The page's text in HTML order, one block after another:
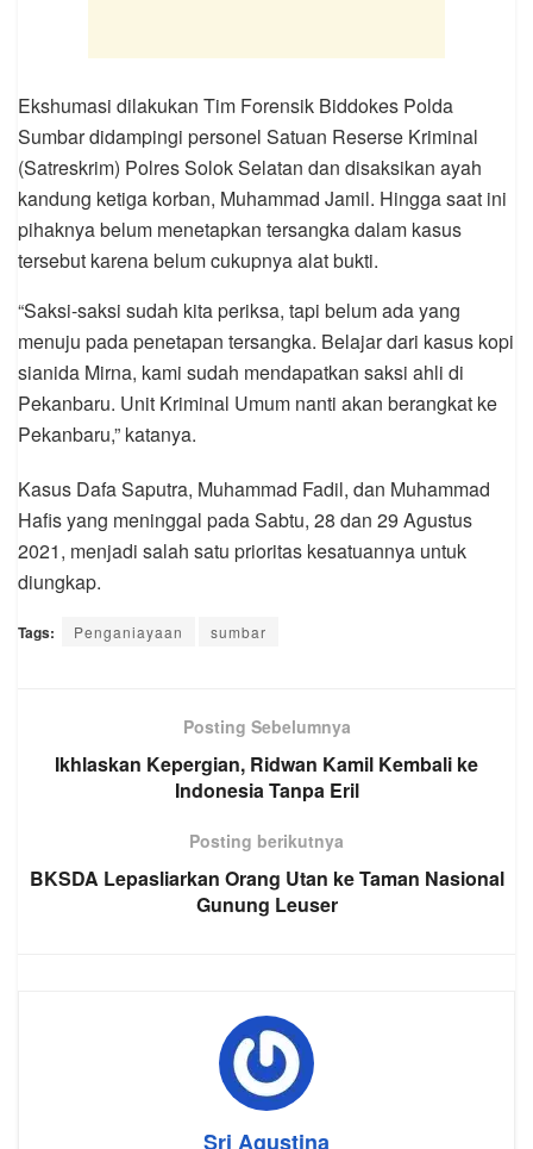
Ekshumasi dilakukan Tim Forensik Biddokes Polda
Sumbar didampingi personel Satuan Reserse Kriminal
(Satreskrim) Polres Solok Selatan dan disaksikan ayah
kandung ketiga korban, Muhammad Jamil. Hingga saat ini
pihaknya belum menetapkan tersangka dalam kasus
tersebut karena belum cukupnya alat bukti.
“Saksi-saksi sudah kita periksa, tapi belum ada yang
menuju pada penetapan tersangka. Belajar dari kasus kopi
sianida Mirna, kami sudah mendapatkan saksi ahli di
Pekanbaru. Unit Kriminal Umum nanti akan berangkat ke
Pekanbaru,” katanya.
Kasus Dafa Saputra, Muhammad Fadil, dan Muhammad
Hafis yang meninggal pada Sabtu, 28 dan 29 Agustus
2021, menjadi salah satu prioritas kesatuannya untuk
diungkap.
Tags: Penganiayaan sumbar
Posting Sebelumnya
Ikhlaskan Kepergian, Ridwan Kamil Kembali ke
Indonesia Tanpa Eril
Posting berikutnya
BKSDA Lepasliarkan Orang Utan ke Taman Nasional
Gunung Leuser
Sri Agustina